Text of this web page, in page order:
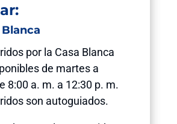
Blanca
por la Casa Blanca
de martes a
8:00 a. m. a 12:30 p. m.
son autoguiados.